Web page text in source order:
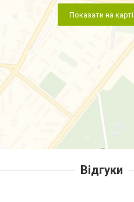
Показати на карті
Відгуки